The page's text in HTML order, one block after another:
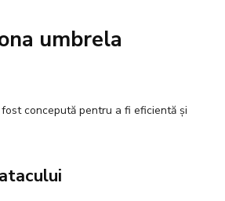
umbrela
concepută pentru a fi eficientă și